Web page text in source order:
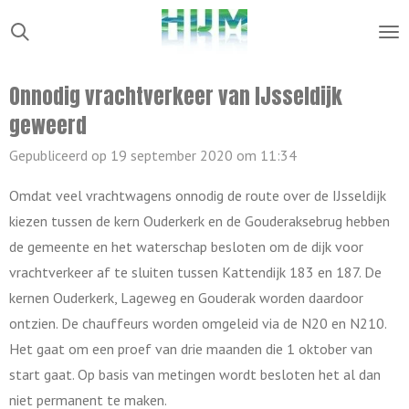
Ga
direct
de
hoofdinhoud
Onnodig vrachtverkeer van IJsseldijk
geweerd
Gepubliceerd op 19 september 2020 om 11:34
Omdat veel vrachtwagens onnodig de route over de IJsseldijk
kiezen tussen de kern Ouderkerk en de Gouderaksebrug hebben
de gemeente en het waterschap besloten om de dijk voor
vrachtverkeer af te sluiten tussen Kattendijk 183 en 187. De
kernen Ouderkerk, Lageweg en Gouderak worden daardoor
ontzien. De chauffeurs worden omgeleid via de N20 en N210.
Het gaat om een proef van drie maanden die 1 oktober van
start gaat. Op basis van metingen wordt besloten het al dan
niet permanent te maken.